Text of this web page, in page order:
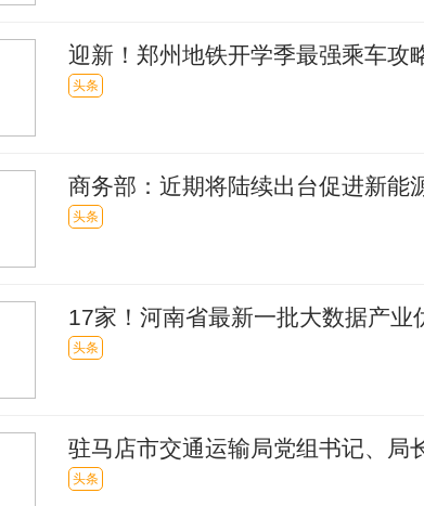
迎新！郑州地铁开学季最强乘车攻
头条
商务部：近期将陆续出台促进新能
专项政策措施
头条
17家！河南省最新一批大数据产业
头条
驻马店市交通运输局党组书记、局
调查
头条